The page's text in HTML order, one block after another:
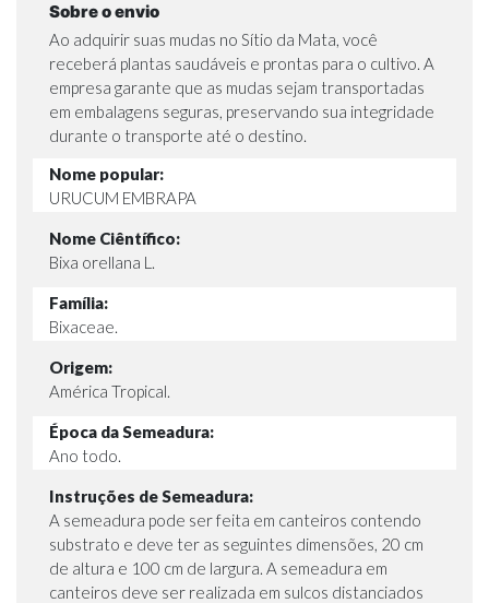
Sobre o envio
Ao adquirir suas mudas no Sítio da Mata, você
receberá plantas saudáveis e prontas para o cultivo. A
empresa garante que as mudas sejam transportadas
em embalagens seguras, preservando sua integridade
durante o transporte até o destino.
Nome popular:
URUCUM EMBRAPA
Nome Ciêntífico:
Bixa orellana L.
Família:
Bixaceae.
Origem:
América Tropical.
Época da Semeadura:
Ano todo.
Instruções de Semeadura:
A semeadura pode ser feita em canteiros contendo
substrato e deve ter as seguintes dimensões, 20 cm
de altura e 100 cm de largura. A semeadura em
canteiros deve ser realizada em sulcos distanciados